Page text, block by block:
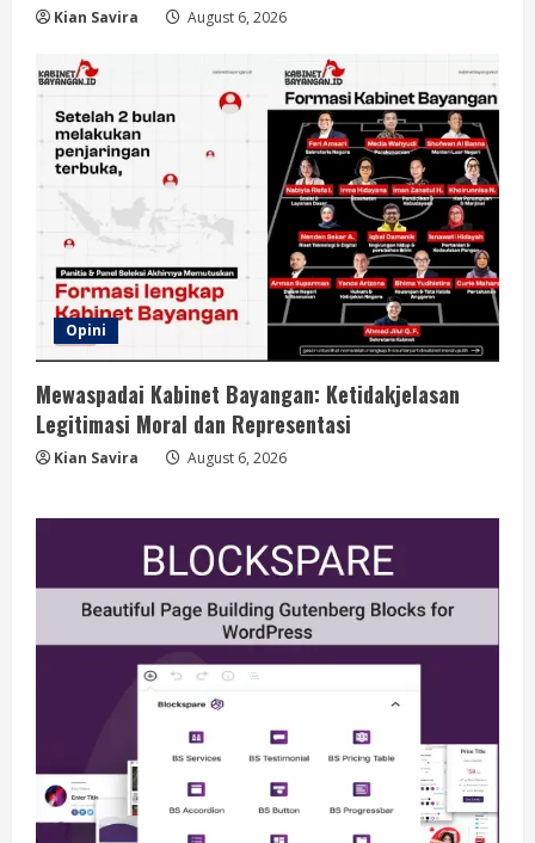
Kian Savira August 6, 2026
Opini
Mewaspadai Kabinet Bayangan: Ketidakjelasan
Legitimasi Moral dan Representasi
Kian Savira August 6, 2026
Berita